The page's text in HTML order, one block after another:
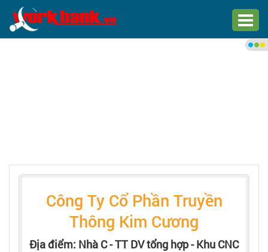
Trang chủ
Việc làm mới nhất
Tìm việc làm
Công Ty Cổ Phần Truyền
Thông Kim Cương
Địa điểm: Nhà C - TT DV tổng hợp - Khu CNC